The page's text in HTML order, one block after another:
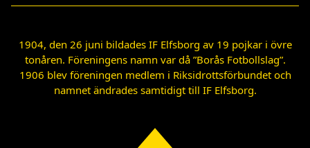
1904, den 26 juni bildades IF Elfsborg av 19 pojkar i övre
tonåren. Föreningens namn var då ”Borås Fotbollslag”.
1906 blev föreningen medlem i Riksidrottsförbundet och
namnet ändrades samtidigt till IF Elfsborg.